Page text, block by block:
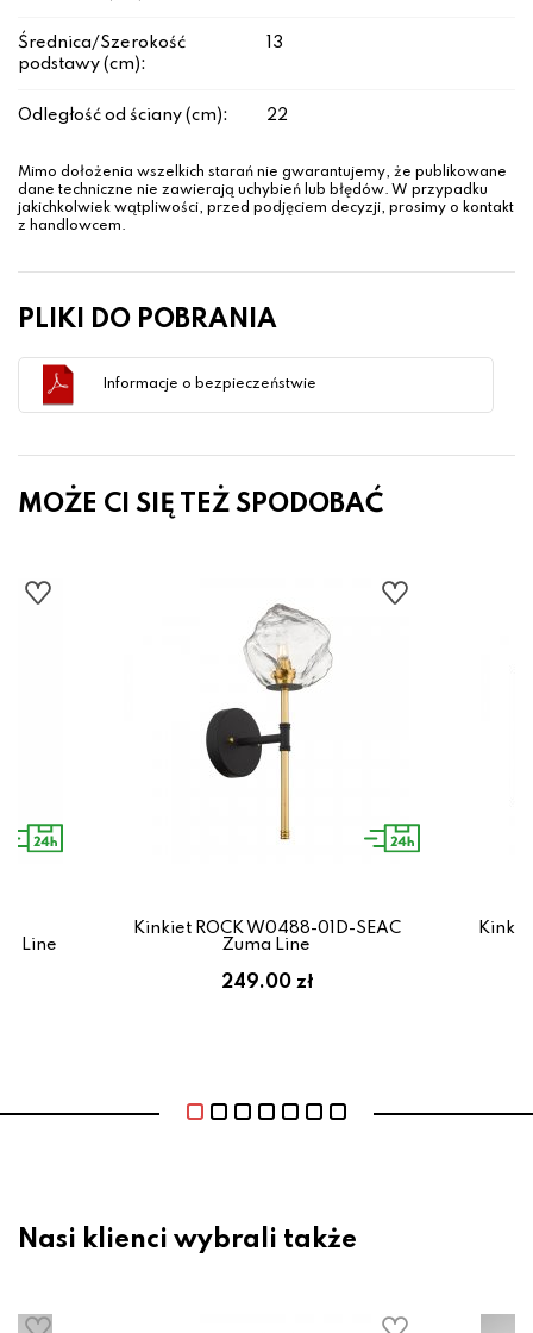
Średnica/Szerokość
podstawy (cm):
13
Odległość od ściany (cm): 22
Mimo dołożenia wszelkich starań nie gwarantujemy, że publikowane
dane techniczne nie zawierają uchybień lub błędów. W przypadku
jakichkolwiek wątpliwości, przed podjęciem decyzji, prosimy o kontakt
z handlowcem.
PLIKI DO POBRANIA
Informacje o bezpieczeństwie
MOŻE CI SIĘ TEŻ SPODOBAĆ
Line
Kinkiet ROCK W0488-01D-SEAC
Zuma Line
249.00 zł
Nasi klienci wybrali także